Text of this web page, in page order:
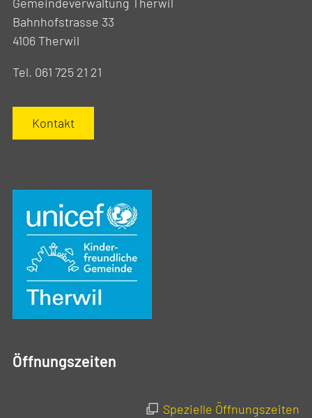
Bahnhofstrasse 33
4106 Therwil
Tel. 061 725 21 21
Kontakt
Öffnungszeiten
Spezielle Öffnungszeiten